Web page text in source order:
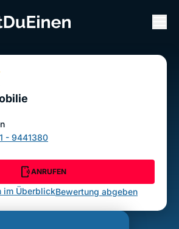
Die See-Immobilie
- 9441380
ANRUFEN
im ÜberblickBewertung abgeben